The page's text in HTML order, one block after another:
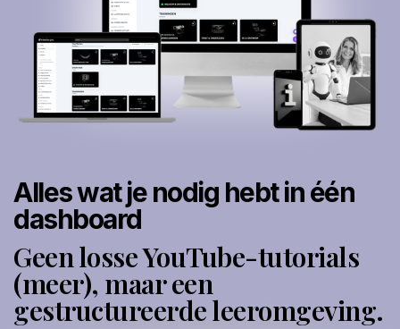
Alles wat je nodig hebt in één
dashboard
Geen losse YouTube-tutorials
(meer), maar een
gestructureerde leeromgeving.